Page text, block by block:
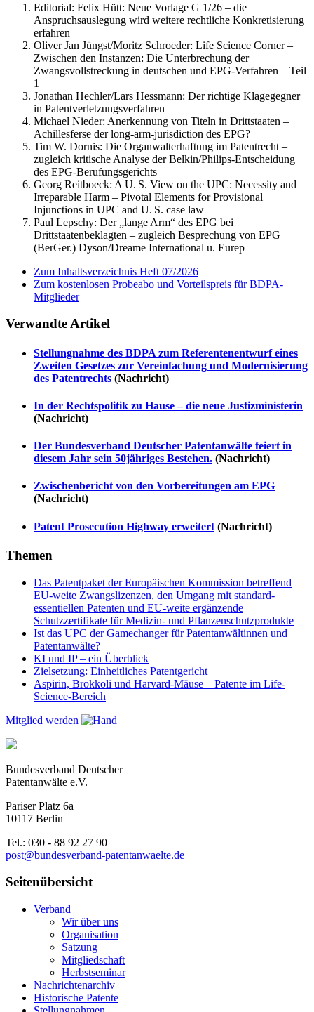
Editorial: Felix Hütt: Neue Vorlage G 1/26 – die
Anspruchsauslegung wird weitere rechtliche Konkretisierung
erfahren
Oliver Jan Jüngst/Moritz Schroeder: Life Science Corner –
Zwischen den Instanzen: Die Unterbrechung der
Zwangsvollstreckung in deutschen und EPG-Verfahren – Teil
1
Jonathan Hechler/Lars Hessmann: Der richtige Klagegegner
in Patentverletzungsverfahren
Michael Nieder: Anerkennung von Titeln in Drittstaaten –
Achillesferse der long-arm-jurisdiction des EPG?
Tim W. Dornis: Die Organwalterhaftung im Patentrecht –
zugleich kritische Analyse der Belkin/Philips-Entscheidung
des EPG-Berufungsgerichts
Georg Reitboeck: A U. S. View on the UPC: Necessity and
Irreparable Harm – Pivotal Elements for Provisional
Injunctions in UPC and U. S. case law
Paul Lepschy: Der „lange Arm“ des EPG bei
Drittstaatenbeklagten – zugleich Besprechung von EPG
(BerGer.) Dyson/Dreame International u. Eurep
Zum Inhaltsverzeichnis Heft 07/2026
Zum kostenlosen Probeabo und Vorteilspreis für BDPA-
Mitglieder
Verwandte Artikel
Stellungnahme des BDPA zum Referentenentwurf eines
Zweiten Gesetzes zur Vereinfachung und Modernisierung
des Patentrechts (Nachricht)
In der Rechtspolitik zu Hause – die neue Justizministerin
(Nachricht)
Der Bundesverband Deutscher Patentanwälte feiert in
diesem Jahr sein 50jähriges Bestehen. (Nachricht)
Zwischenbericht von den Vorbereitungen am EPG
(Nachricht)
Patent Prosecution Highway erweitert (Nachricht)
Themen
Das Patentpaket der Europäischen Kommission betreffend
EU-weite Zwangslizenzen, den Umgang mit standard-
essentiellen Patenten und EU-weite ergänzende
Schutzzertifikate für Medizin- und Pflanzenschutzprodukte
Ist das UPC der Gamechanger für Patentanwältinnen und
Patentanwälte?
KI und IP – ein Überblick
Zielsetzung: Einheitliches Patentgericht
Aspirin, Brokkoli und Harvard-Mäuse – Patente im Life-
Science-Bereich
Mitglied werden
Bundesverband Deutscher
Patentanwälte e.V.
Pariser Platz 6a
10117 Berlin
Tel.: 030 - 88 92 27 90
post@bundesverband-patentanwaelte.de
Seitenübersicht
Verband
Wir über uns
Organisation
Satzung
Mitgliedschaft
Herbstseminar
Nachrichtenarchiv
Historische Patente